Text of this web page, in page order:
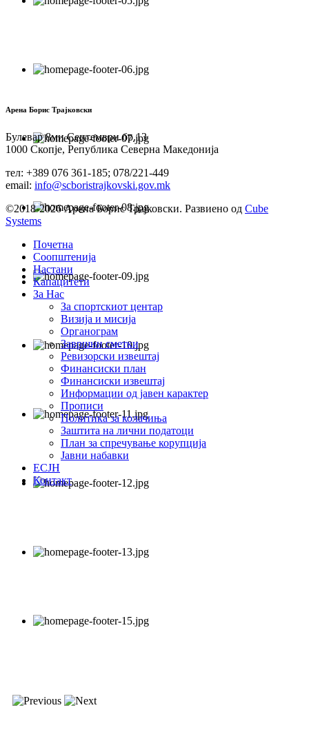
Арена Борис Трајковски
Булевар 8ми Септември бр.13
1000 Скопје, Република Северна Македонија
тел: +389 076 361-185; 078/221-449
email: info@scboristrajkovski.gov.mk
©2018-2026 Арена Борис Трајковски. Развиено од Cube
Systems
Почетна
Соопштенија
Настани
Капацитети
За Нас
За спортскиот центар
Визија и мисија
Органограм
Завршни сметки
Ревизорски извештај
Финансиски план
Финансиски извештај
Информации од јавен карактер
Прописи
Политика за колачиња
Заштита на лични податоци
План за спречување корупција
Јавни набавки
ЕСЈН
Контакт